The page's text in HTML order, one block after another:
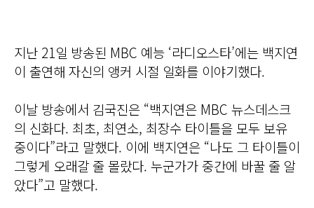
지난 21일 방송된 MBC 예능 ‘라디오스타’에는 백지연
이 출연해 자신의 앵커 시절 일화를 이야기했다.
이날 방송에서 김국진은 “백지연은 MBC 뉴스데스크
의 신화다. 최초, 최연소, 최장수 타이틀을 모두 보유
중이다”라고 말했다. 이에 백지연은 “나도 그 타이틀이
그렇게 오래갈 줄 몰랐다. 누군가가 중간에 바꿀 줄 알
았다”고 말했다.